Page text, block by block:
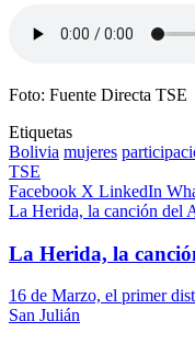
Foto: Fuente Directa TSE
Etiquetas
Bolivia mujeres
TSE
Facebook X LinkedIn
La Herida, la canción del
La Herida, la
16 de Marzo, el primer
San Julián